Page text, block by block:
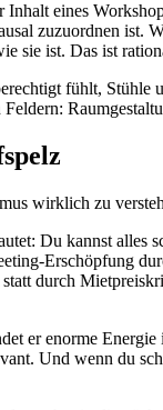
Inhalt eines
zuzuordnen ist.
sie ist. Das ist
fühlt,
wirklich zu
Du kannst
Erschöpfung
durch
er enorme
Und wenn du